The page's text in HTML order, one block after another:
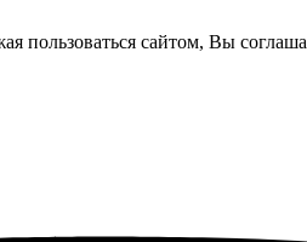
пользоваться сайтом, Вы